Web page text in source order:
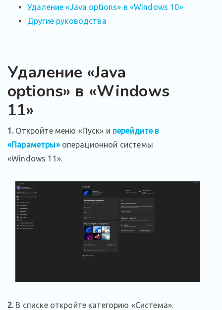
Удаление «Java options» в «Windows 10»
Другие руководства
Удаление «Java
options» в «Windows
11»
1.Откройте меню «Пуск» и перейдите в
«Параметры»операционной системы
«Windows 11».
2.В списке откройте категорию «Система».